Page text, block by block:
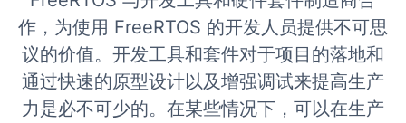
作，为使用 FreeRTOS 的开发人员提供不可思
议的价值。开发工具和套件对于项目的落地和
通过快速的原型设计以及增强调试来提高生产
力是必不可少的。在某些情况下，可以在生产